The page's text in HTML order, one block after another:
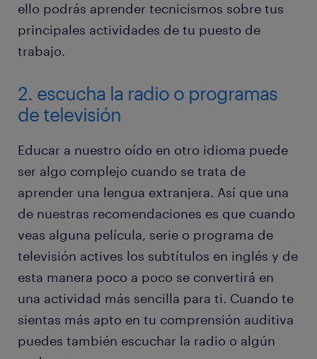
ello podrás aprender tecnicismos sobre tus
principales actividades de tu puesto de
trabajo.
2. escucha la radio o programas
de televisión
Educar a nuestro oído en otro idioma puede
ser algo complejo cuando se trata de
aprender una lengua extranjera. Así que una
de nuestras recomendaciones es que cuando
veas alguna película, serie o programa de
televisión actives los subtítulos en inglés y de
esta manera poco a poco se convertirá en
una actividad más sencilla para ti. Cuando te
sientas más apto en tu comprensión auditiva
puedes también escuchar la radio o algún